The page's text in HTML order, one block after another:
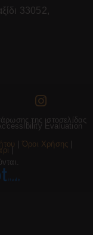
33052,
της ιστοσελίδας
Evaluation
Όροι Χρήσης